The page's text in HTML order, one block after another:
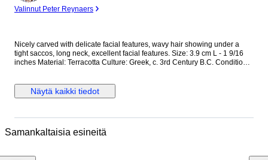
Valinnut Peter Reynaers
Nicely carved with delicate facial features, wavy hair showing under a
tight saccos, long neck, excellent facial features. Size: 3.9 cm L - 1 9/16
inches Material: Terracotta Culture: Greek, c. 3rd Century B.C. Condition:
guarantees that this item has been legally acquired & will be legally
exported, related documents seen by Catawiki. This item do not need an
UK export licence outside the EU Worldwide shipping by Registered Mail.
incurred on orders shipped to countries outside the UK. Notice: We are
Näytä kaikki tiedot
Samankaltaisia esineitä